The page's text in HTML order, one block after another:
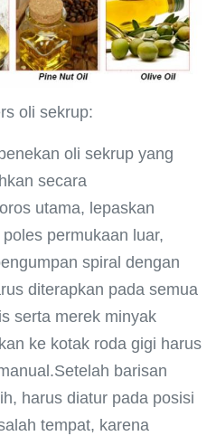
oli sekrup:
oli sekrup yang
secara
utama, lepaskan
permukaan luar,
spiral dengan
diterapkan pada semua
serta merek minyak
ke kotak roda gigi harus
barisan
harus diatur pada posisi
tempat, karena